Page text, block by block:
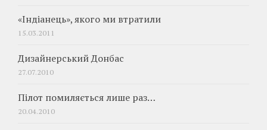
«Індіанець», якого ми втратили
15.03.2011
Дизайнерський Донбас
27.07.2010
Пілот помиляється лише раз…
20.04.2010